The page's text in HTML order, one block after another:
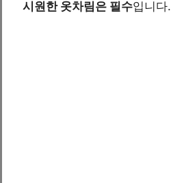
시원한 옷차림은 필수입니다.